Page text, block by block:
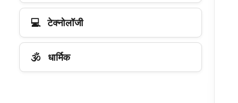
💻 टेक्नोलॉजी
🕉️ धार्मिक